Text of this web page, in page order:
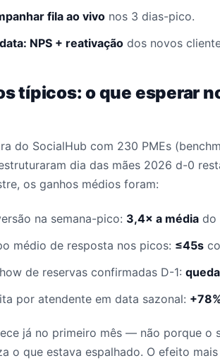
fila ao vivo nos 3 dias-pico.
NPS + reativação dos novos
típicos: o que esperar
do SocialHub com 230 PMEs
dia das mães 2026 d-0
os ganhos médios foram:
na semana-pico: 3,4× a média do
médio de resposta nos picos: ≤45s
de reservas confirmadas D-1:
por atendente em data sazonal:
já no primeiro mês — não porque o
o que estava espalhado. O efeito